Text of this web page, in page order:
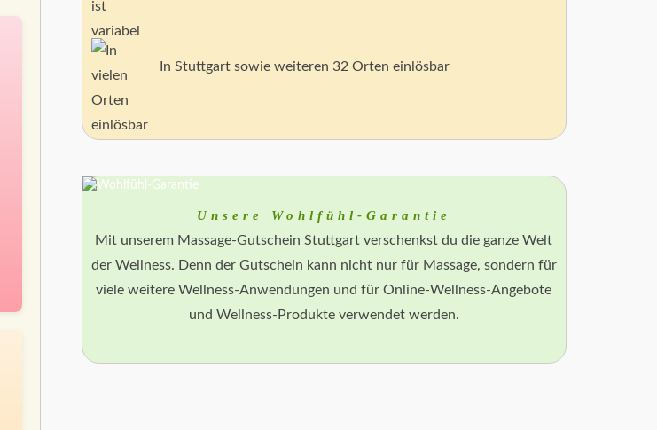
In Stuttgart sowie weiteren 32 Orten einlösbar
Unsere Wohlfühl-Garantie
Mit unserem Massage-Gutschein Stuttgart verschenkst du die ganze Welt
der Wellness. Denn der Gutschein kann nicht nur für Massage, sondern für
viele weitere Wellness-Anwendungen und für Online-Wellness-Angebote
und Wellness-Produkte verwendet werden.